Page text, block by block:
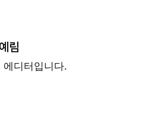
림
에디터입니다.